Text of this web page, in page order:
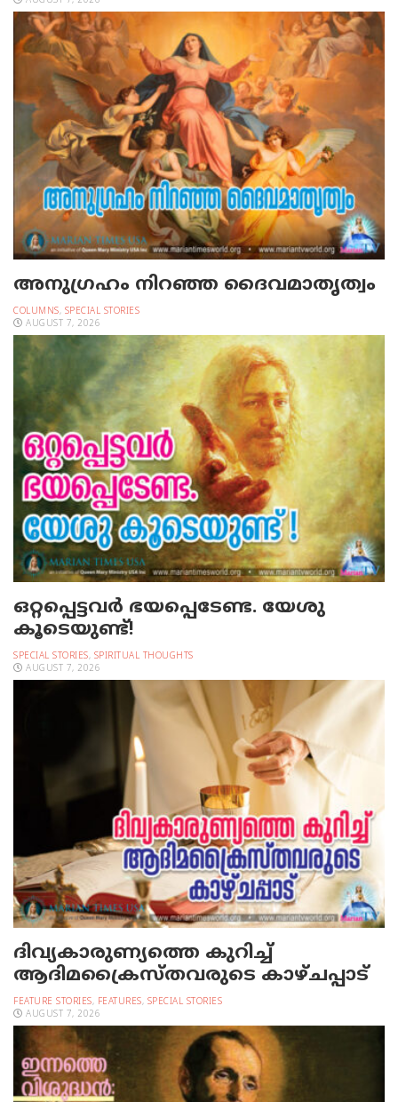
അനുഗ്രഹം നിറഞ്ഞ ദൈവമാതൃത്വം
COLUMNS, SPECIAL STORIES
AUGUST 7, 2026
ഒറ്റപ്പെട്ടവര്‍ ഭയപ്പെടേണ്ട. യേശു
കൂടെയുണ്ട്!
SPECIAL STORIES, SPIRITUAL THOUGHTS
AUGUST 7, 2026
ദിവ്യകാരുണ്യത്തെ കുറിച്ച്
ആദിമക്രൈസ്തവരുടെ കാഴ്ചപ്പാട്
FEATURE STORIES, FEATURES, SPECIAL STORIES
AUGUST 7, 2026